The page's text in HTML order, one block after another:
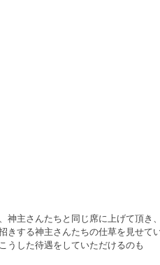
神主さんたちと同じ席に上げて頂き
きする神主さんたちの仕草を見せて
うした待遇をしていただけるのも